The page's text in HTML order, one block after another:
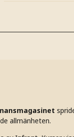
allmänheten.